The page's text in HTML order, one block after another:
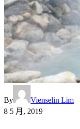
By
Vienselin Lim
8 5 月, 2019